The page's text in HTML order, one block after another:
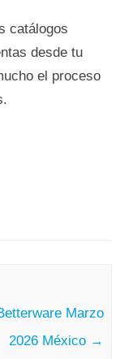
catálogos
desde tu
el proceso
Marzo
2026 México →